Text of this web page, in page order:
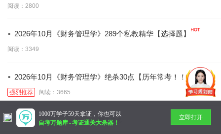
阅读：2800
· 2026年10月《财务管理学》289个私教精华【选择题】
阅读：3349
· 2026年10月《财务管理学》绝杀30点【历年常考！！】
强烈推荐 阅读：3665
暂无更多
1000万学子59天拿证，你也可以
自考万题库-考证通关大杀器！
立即打开